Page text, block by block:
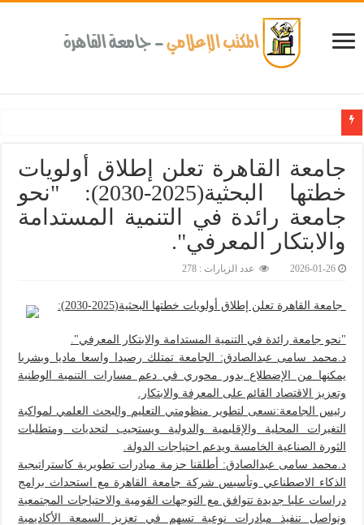
جامعة القاهرة تعلن إطلاق أولويات
خطتها البحثية(2025-2030): "نحو
جامعة رائدة في التنمية المستدامة
والابتكار المعرفي".‎
2026-01-26 عدد الزيارات : 278
جامعة القاهرة تعلن إطلاق أولويات خطتها البحثية(2025-2030):
"نحو جامعة رائدة في التنمية المستدامة والابتكار المعرفي".
د.محمد سامى عبدالصادق: الجامعة تمتلك رصيدا واسعا ماديا وبشريا
يمكنها من الإضطلاع بدور محوري في دعم مسارات التنمية الوطنية
وتعزيز الاقتصاد القائم على المعرفة والابتكار.
رئيس الجامعة:نسعى لتطوير منظومتي التعليم والبحث العلمي لمواكبة
التغيرات المحلية والإقليمية والدولية ويستجيب لتحديات ومتطلبات
الثورة الصناعية الخامسة ويدعم احتياجات الدولة.
د.محمد سامى عبدالصادق: أطلقنا حزمة مبادرات تطويرية كاستراتيجية
الذكاء الاصطناعي وتأسيس شركة جامعة القاهرة مع استحداث برامج
دراسات عليا جديدة تتوافق مع التوجهات القومية والاحتياجات المجتمعية
ونواصل تنفيذ مبادرات نوعية تسهم في تعزيز السمعة الأكاديمية